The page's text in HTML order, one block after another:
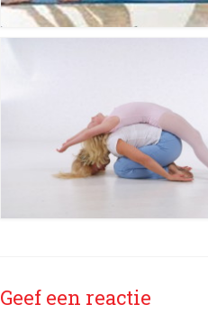
nieuws
Geef een reactie